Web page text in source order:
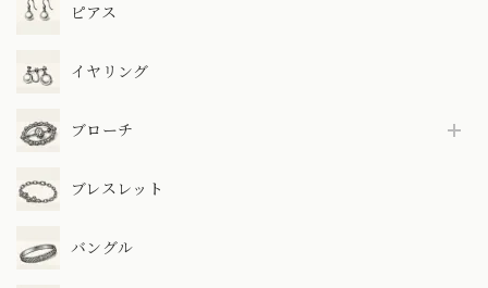
ピアス
イヤリング
ブローチ
ブレスレット
バングル